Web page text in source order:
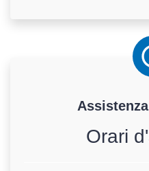
Assistenza
Orari